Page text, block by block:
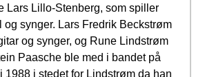
Lars Lillo-Stenberg, som spiller
og synger. Lars Fredrik Beckstrøm
og synger, og Rune Lindstrøm
Paasche ble med i bandet på
1988 i stedet for Lindstrøm da han